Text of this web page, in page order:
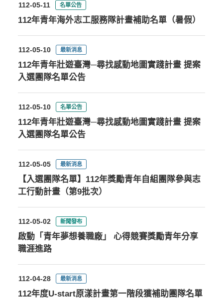
112-05-11 名單公告
112年青年海外志工服務隊計畫補助名單（暑假）
112-05-10 最新消息
112年青年壯遊臺灣─尋找感動地圖實踐計畫 提案
入選團隊名單公告
112-05-10 名單公告
112年青年壯遊臺灣─尋找感動地圖實踐計畫 提案
入選團隊名單公告
112-05-05 最新消息
【入選團隊名單】112年獎勵青年自組團隊參與志
工行動計畫（第9批次）
112-05-02 新聞發布
啟動「青年夢想養職廠」 心得競賽獎勵青年分享
職涯進路
112-04-28 最新消息
112年度U-start原漾計畫第一階段獲補助團隊名單